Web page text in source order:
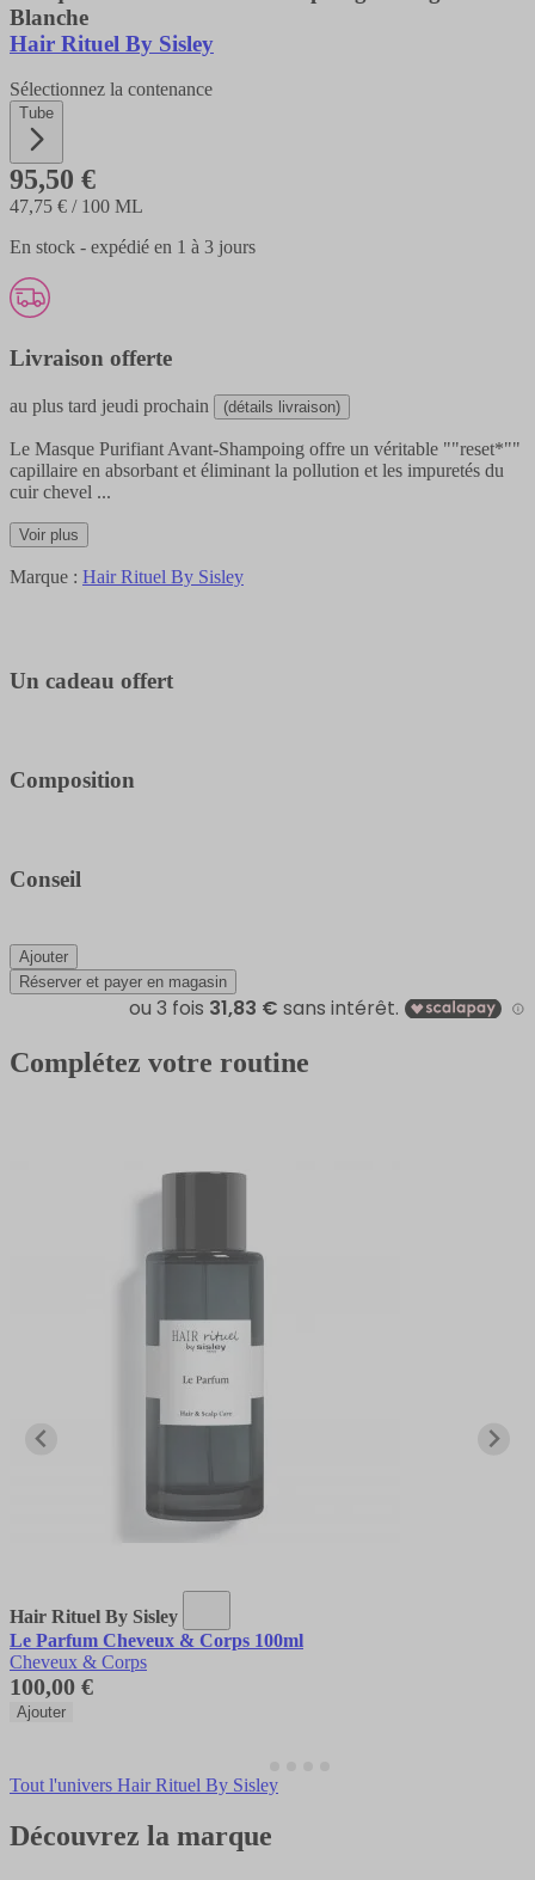
Blanche
Hair Rituel By Sisley
Sélectionnez la contenance
Tube
95,50 €
47,75 € / 100 ML
En stock - expédié en 1 à 3 jours
Livraison offerte
au plus tard jeudi prochain (détails livraison)
Le Masque Purifiant Avant-Shampoing offre un véritable ""reset*""
capillaire en absorbant et éliminant la pollution et les impuretés du
cuir chevel ...
Voir plus
Marque : Hair Rituel By Sisley
Un cadeau offert
Composition
Conseil
Ajouter
Réserver et payer en magasin
Complétez votre routine
Hair Rituel By Sisley
Le Parfum Cheveux & Corps 100ml
Cheveux & Corps
100,00 €
Ajouter
Tout l'univers Hair Rituel By Sisley
Découvrez la marque